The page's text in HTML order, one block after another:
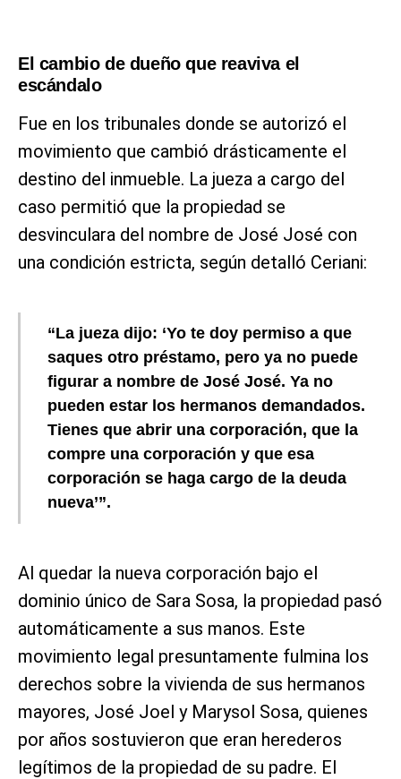
El cambio de dueño que reaviva el
escándalo
Fue en los tribunales donde se autorizó el
movimiento que cambió drásticamente el
destino del inmueble. La jueza a cargo del
caso permitió que la propiedad se
desvinculara del nombre de José José con
una condición estricta, según detalló Ceriani:
“La jueza dijo: ‘Yo te doy permiso a que
saques otro préstamo, pero ya no puede
figurar a nombre de José José. Ya no
pueden estar los hermanos demandados.
Tienes que abrir una corporación, que la
compre una corporación y que esa
corporación se haga cargo de la deuda
nueva’”.
Al quedar la nueva corporación bajo el
dominio único de Sara Sosa, la propiedad pasó
automáticamente a sus manos. Este
movimiento legal presuntamente fulmina los
derechos sobre la vivienda de sus hermanos
mayores, José Joel y Marysol Sosa, quienes
por años sostuvieron que eran herederos
legítimos de la propiedad de su padre. El